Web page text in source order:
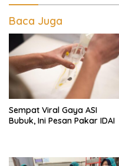
Baca Juga
Sempat Viral Gaya ASI
Bubuk, Ini Pesan Pakar IDAI